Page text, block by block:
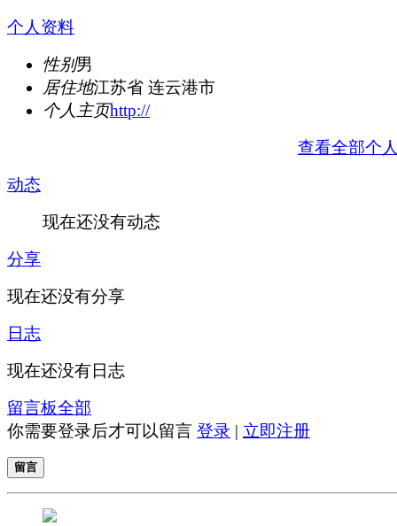
个人资料
性别男
居住地江苏省 连云港市
个人主页http://
查看全部个
动态
现在还没有动态
分享
现在还没有分享
日志
现在还没有日志
留言板全部
你需要登录后才可以留言 登录 | 立即注册
留言